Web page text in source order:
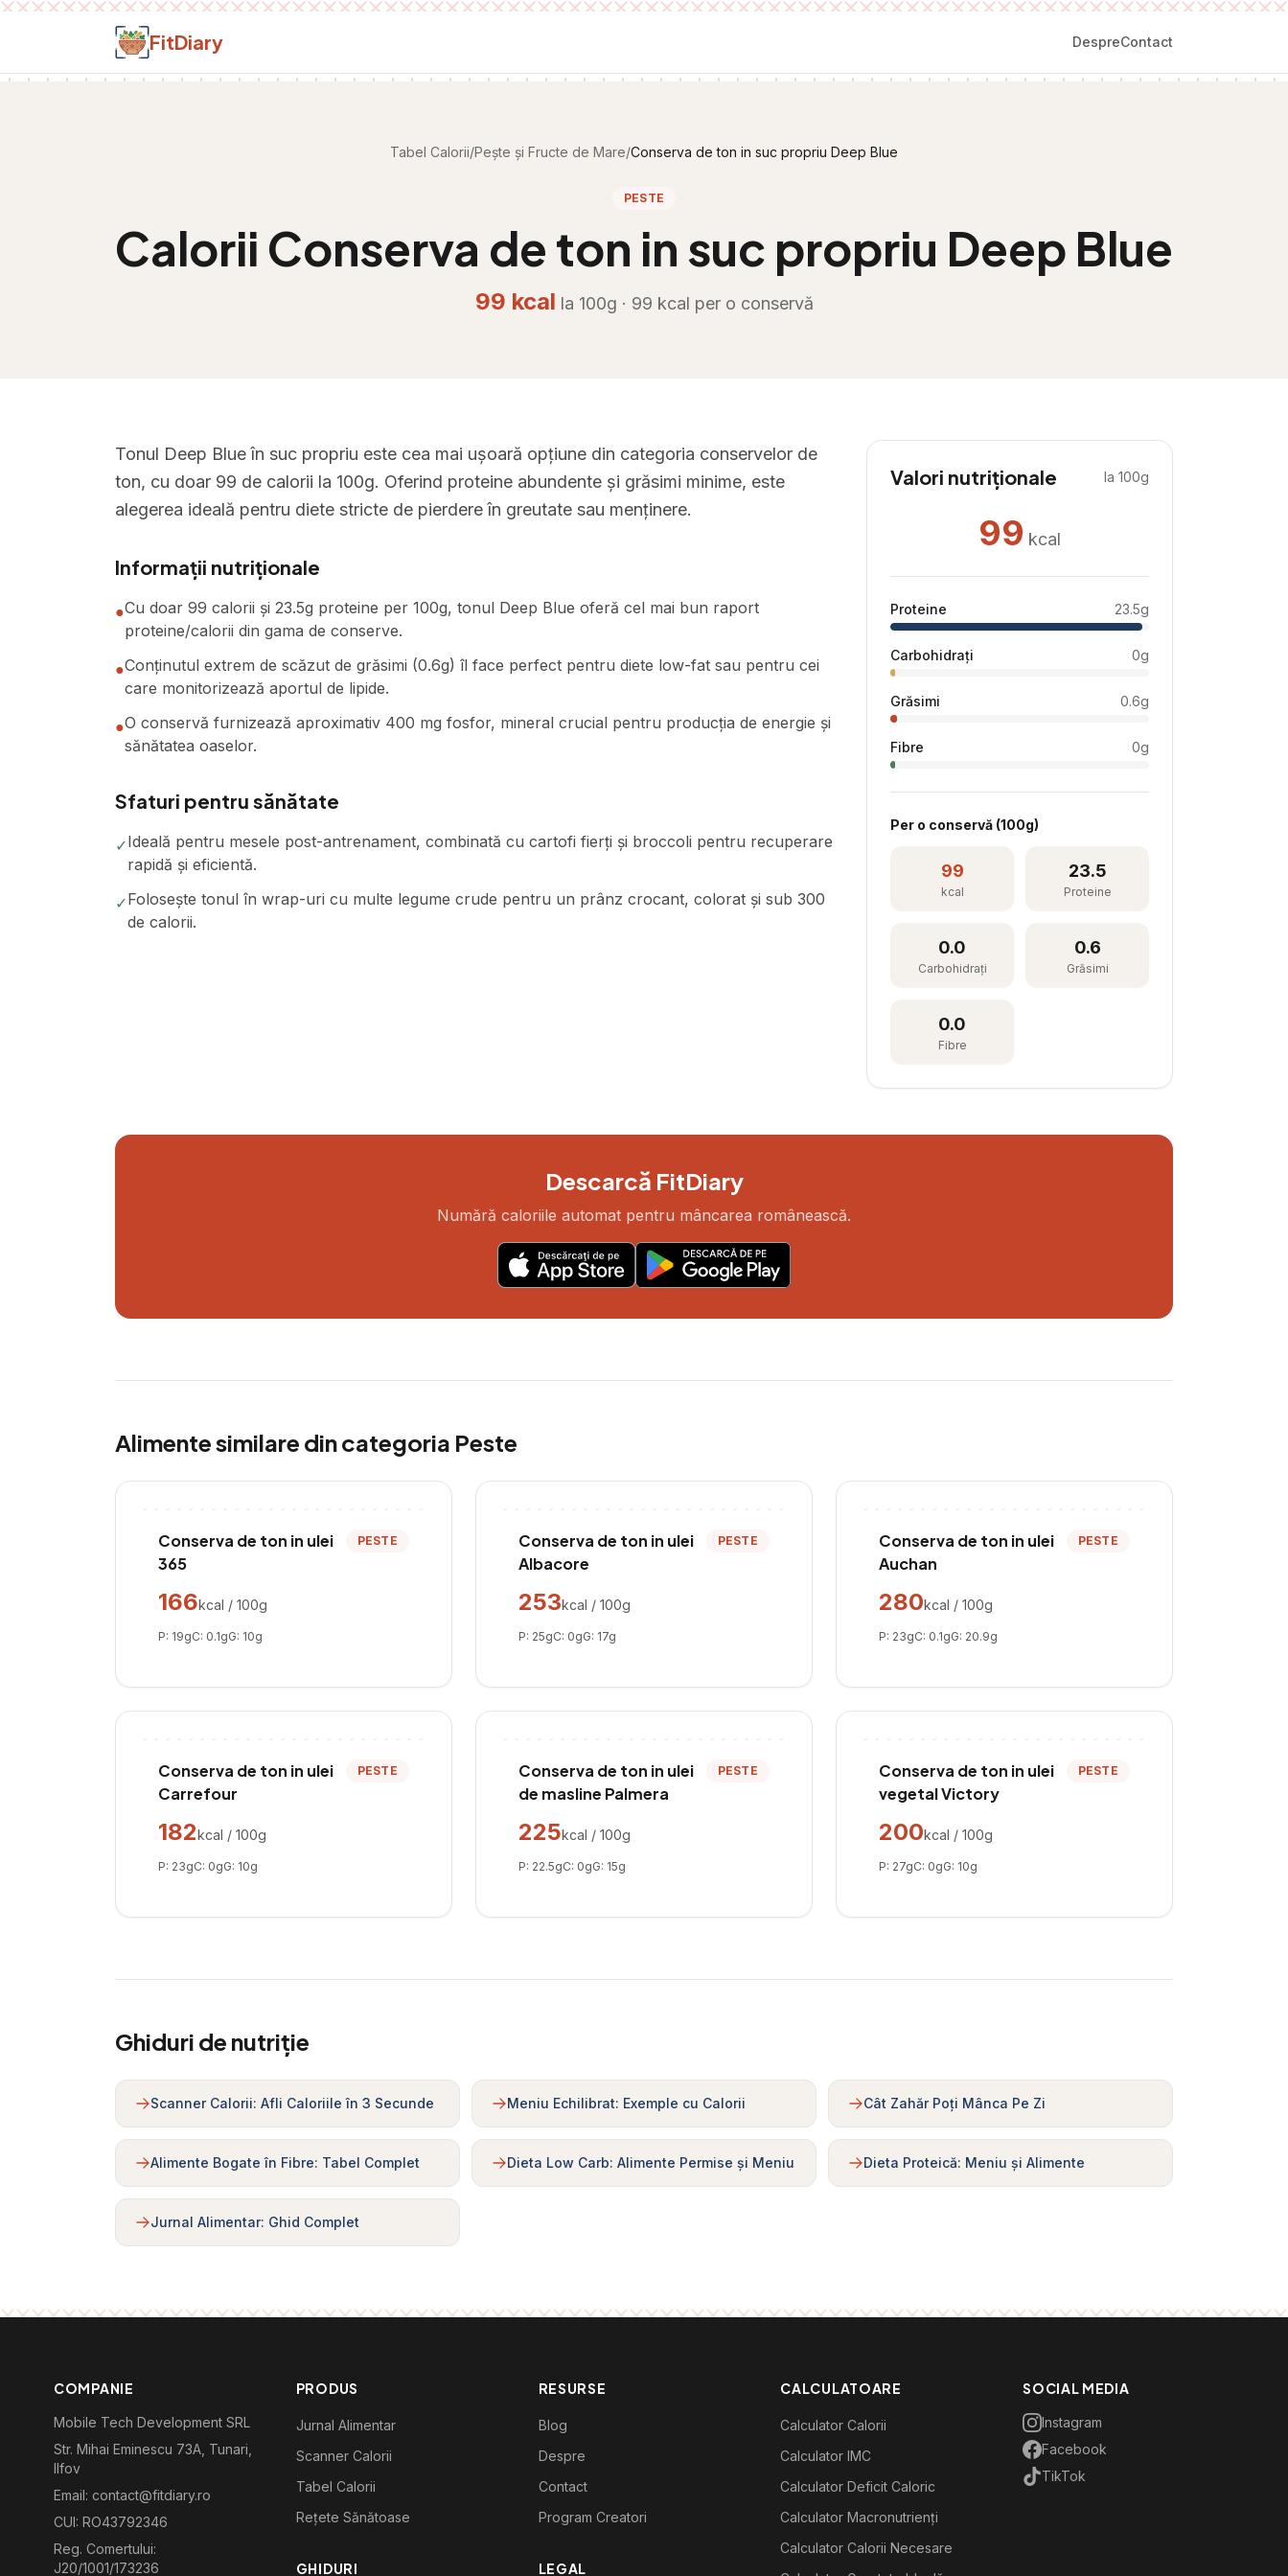
Salt la conținut
FitDiary DespreContact
Tabel Calorii/Pește și Fructe de Mare/Conserva de ton in suc propriu Deep Blue
PESTE
Calorii Conserva de ton in suc propriu Deep Blue
99 kcal la 100g · 99 kcal per o conservă
Tonul Deep Blue în suc propriu este cea mai ușoară opțiune din categoria conservelor de
ton, cu doar 99 de calorii la 100g. Oferind proteine abundente și grăsimi minime, este
alegerea ideală pentru diete stricte de pierdere în greutate sau menținere.
Informații nutriționale
●Cu doar 99 calorii și 23.5g proteine per 100g, tonul Deep Blue oferă cel mai bun raport
proteine/calorii din gama de conserve.
●Conținutul extrem de scăzut de grăsimi (0.6g) îl face perfect pentru diete low-fat sau pentru cei
care monitorizează aportul de lipide.
●O conservă furnizează aproximativ 400 mg fosfor, mineral crucial pentru producția de energie și
sănătatea oaselor.
Sfaturi pentru sănătate
✓Ideală pentru mesele post-antrenament, combinată cu cartofi fierți și broccoli pentru recuperare
rapidă și eficientă.
✓Folosește tonul în wrap-uri cu multe legume crude pentru un prânz crocant, colorat și sub 300
de calorii.
Valori nutriționale la 100g
99 kcal
Proteine 23.5g
Carbohidrați 0g
Grăsimi 0.6g
Fibre 0g
Per o conservă (100g)
99
kcal
23.5
Proteine
0.0
Carbohidrați
0.6
Grăsimi
0.0
Fibre
Descarcă FitDiary
Numără caloriile automat pentru mâncarea românească.
Alimente similare din categoria Peste
Conserva de ton in ulei
365
PESTE
166kcal / 100g
P: 19gC: 0.1gG: 10g
Conserva de ton in ulei
Albacore
PESTE
253kcal / 100g
P: 25gC: 0gG: 17g
Conserva de ton in ulei
Auchan
PESTE
280kcal / 100g
P: 23gC: 0.1gG: 20.9g
Conserva de ton in ulei
Carrefour
PESTE
182kcal / 100g
P: 23gC: 0gG: 10g
Conserva de ton in ulei
de masline Palmera
PESTE
225kcal / 100g
P: 22.5gC: 0gG: 15g
Conserva de ton in ulei
vegetal Victory
PESTE
200kcal / 100g
P: 27gC: 0gG: 10g
Ghiduri de nutriție
Scanner Calorii: Afli Caloriile în 3 Secunde Meniu Echilibrat: Exemple cu Calorii Cât Zahăr Poți Mânca Pe Zi
Alimente Bogate în Fibre: Tabel Complet Dieta Low Carb: Alimente Permise și Meniu Dieta Proteică: Meniu și Alimente
Jurnal Alimentar: Ghid Complet
COMPANIE
Mobile Tech Development SRL
Str. Mihai Eminescu 73A, Tunari,
Ilfov
Email: contact@fitdiary.ro
CUI: RO43792346
Reg. Comertului:
J20/1001/173236
PRODUS
Jurnal Alimentar
Scanner Calorii
Tabel Calorii
Rețete Sănătoase
GHIDURI
RESURSE
Blog
Despre
Contact
Program Creatori
LEGAL
CALCULATOARE
Calculator Calorii
Calculator IMC
Calculator Deficit Caloric
Calculator Macronutrienți
Calculator Calorii Necesare
SOCIAL MEDIA
Instagram
Facebook
TikTok